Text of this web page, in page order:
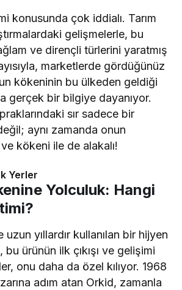
konusunda çok iddialı. Tarım
gelişmelerle, bu
ve dirençli türlerini yaratmış
marketlerde gördüğünüz
kökeninin bu ülkeden geldiği
gerçek bir bilgiye dayanıyor.
sır sadece bir
aynı zamanda onun
kökeni ile de alakalı!
Yerler
Yolculuk: Hangi
uzun yıllardır kullanılan bir hijyen
ürünün ilk çıkışı ve gelişimi
onu daha da özel kılıyor. 1968
adım atan Orkid, zamanla